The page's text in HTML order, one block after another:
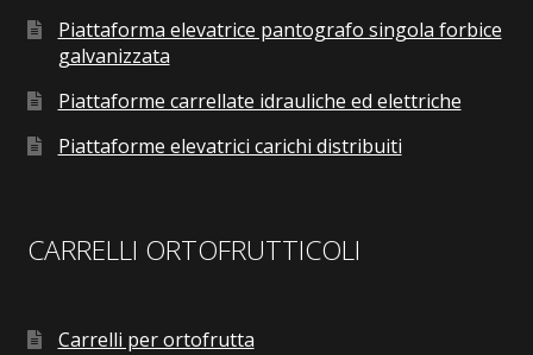
Piattaforma elevatrice pantografo singola forbice
galvanizzata
Piattaforme carrellate idrauliche ed elettriche
Piattaforme elevatrici carichi distribuiti
CARRELLI ORTOFRUTTICOLI
Carrelli per ortofrutta